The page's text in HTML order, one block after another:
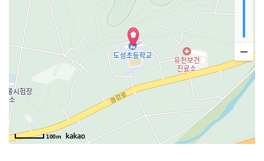
100m